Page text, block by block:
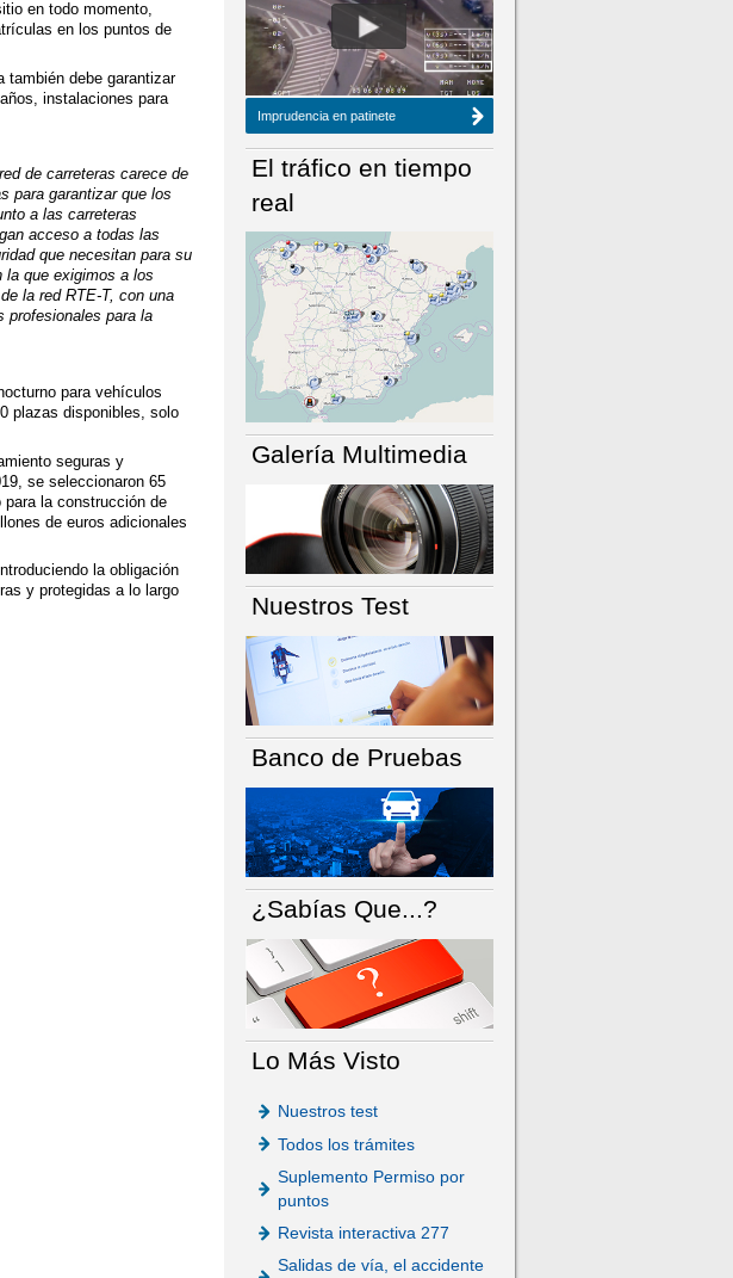
en todo momento,
en los puntos de
también debe garantizar
instalaciones para
de carreteras carece de
para garantizar que los
a las carreteras
acceso a todas las
que necesitan para su
la que exigimos a los
la red RTE-T, con una
profesionales para la
para vehículos
plazas disponibles, solo
seguras y
se seleccionaron 65
la construcción de
de euros adicionales
la obligación
y protegidas a lo largo
NÚMERO ACTUAL HEMEROTECA
Imprudencia en patinete
El tráfico en tiempo
real
Galería Multimedia
Nuestros Test
Banco de Pruebas
¿Sabías Que...?
Lo Más Visto
Nuestros test
Todos los trámites
Suplemento Permiso por
puntos
Revista interactiva 277
Salidas de vía, el accidente